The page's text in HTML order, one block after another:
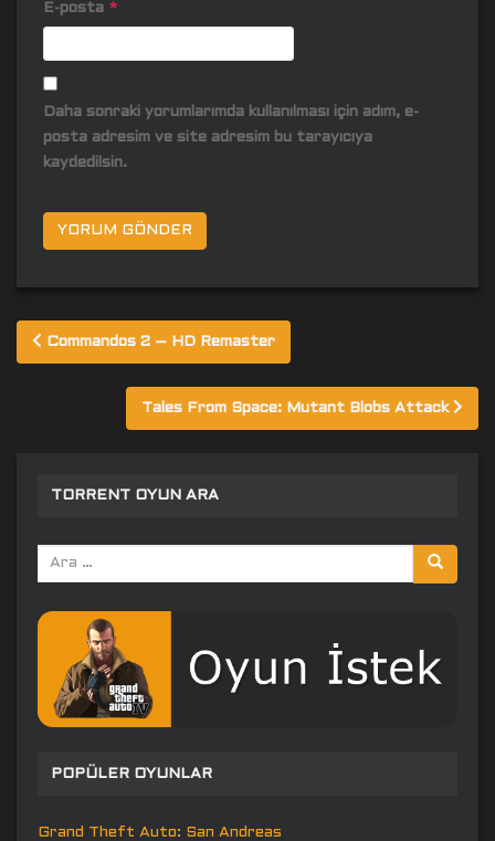
E-posta *
Daha sonraki yorumlarımda kullanılması için adım, e-
posta adresim ve site adresim bu tarayıcıya
kaydedilsin.
Yazı
gezinmesi
Commandos 2 – HD Remaster
Tales From Space: Mutant Blobs Attack
TORRENT OYUN ARA
Arama
yap:
POPÜLER OYUNLAR
Grand Theft Auto: San Andreas